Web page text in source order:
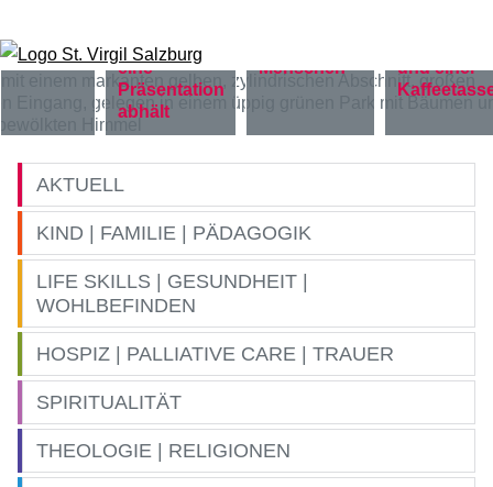
AKTUELL
KIND | FAMILIE | PÄDAGOGIK
LIFE SKILLS | GESUNDHEIT |
WOHLBEFINDEN
HOSPIZ | PALLIATIVE CARE | TRAUER
SPIRITUALITÄT
THEOLOGIE | RELIGIONEN